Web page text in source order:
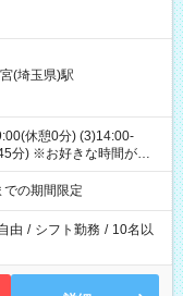
(埼玉県)駅
休憩0分) (3)14:00-
分) ※お好きな時間が選べ
の期間限定
由 / シフト勤務 / 10名以